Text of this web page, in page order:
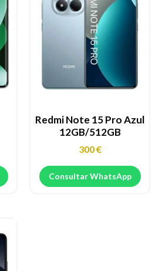
Redmi Note 15 Pro Azul
12GB/512GB
300€
Consultar WhatsApp